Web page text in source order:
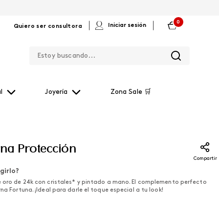
Quiero ser consultora Iniciar sesión
0
Joyería Zona Sale 🛒
Protección
Compartir
oro de 24k con cristales* y pintado a mano. El complemento perfecto
Fortuna. ¡Ideal para darle el toque especial a tu look!